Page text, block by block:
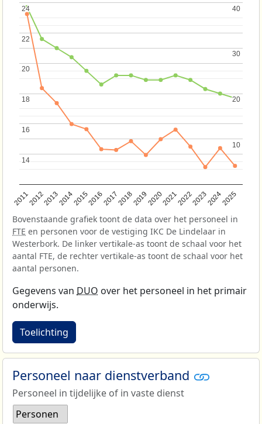
201120122013201420152016201720182019202020212022202320242025
14
14
16
16
18
18
20
20
22
22
24
24
10
10
20
20
30
30
40
40
Bovenstaande grafiek toont de data over het personeel in
FTE en personen voor de vestiging IKC De Lindelaar in
Westerbork. De linker vertikale-as toont de schaal voor het
aantal FTE, de rechter vertikale-as toont de schaal voor het
aantal personen.
Gegevens van DUO over het personeel in het primair
onderwijs.
Toelichting
Personeel naar dienstverband
Personeel in tijdelijke of in vaste dienst
Personen